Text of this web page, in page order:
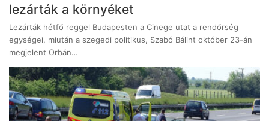
lezárták a környéket
Lezárták hétfő reggel Budapesten a Cinege utat a rendőrség
egységei, miután a szegedi politikus, Szabó Bálint október 23-án
megjelent Orbán…